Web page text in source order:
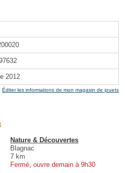
2012
Éditer les informations de mon magasin de jouets
Nature & Découvertes
Blagnac
7 km
Fermé, ouvre demain à 9h30